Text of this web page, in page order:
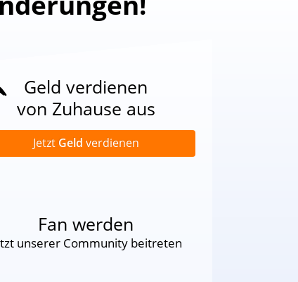
Geld verdienen
von Zuhause aus
Jetzt Geld verdienen
Fan werden
unserer Community beitreten